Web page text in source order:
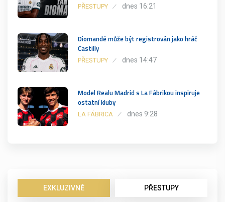
PŘESTUPY dnes 16:21
Diomandé může být registrován jako hráč
Castilly
PŘESTUPY dnes 14:47
Model Realu Madrid s La Fábrikou inspiruje
ostatní kluby
LA FÁBRICA dnes 9:28
EXKLUZIVNĚ PŘESTUPY